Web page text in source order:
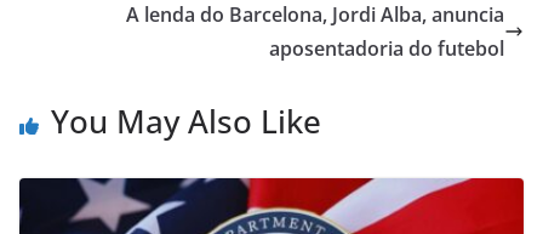
A lenda do Barcelona, Jordi Alba, anuncia
aposentadoria do futebol
You May Also Like